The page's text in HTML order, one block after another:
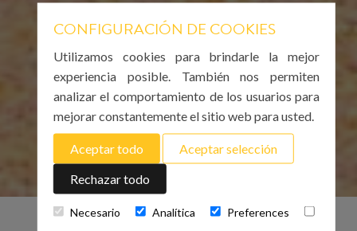
CONFIGURACIÓN DE COOKIES
Utilizamos cookies para brindarle la mejor
experiencia posible. También nos permiten
analizar el comportamiento de los usuarios para
mejorar constantemente el sitio web para usted.
Aceptar todo
Aceptar selección
Rechazar todo
Necesario Analítica
Preferences